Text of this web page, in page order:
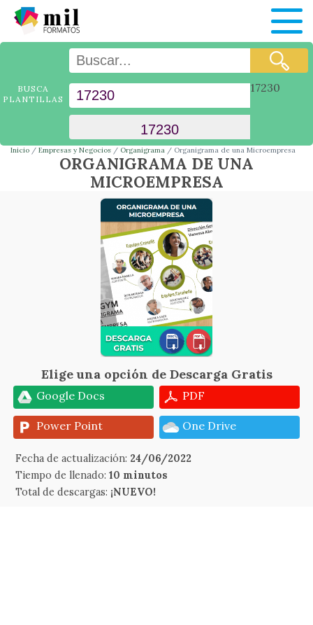
BUSCA
PLANTILLAS
17230
Inicio Empresas y Negocios Organigrama Organigrama de una Microempresa
ORGANIGRAMA DE UNA
MICROEMPRESA
Elige una opción de Descarga Gratis
Google Docs PDF
Power Point One Drive
Fecha de actualización: 24/06/2022
Tiempo de llenado:10 minutos
Total de descargas: ¡NUEVO!